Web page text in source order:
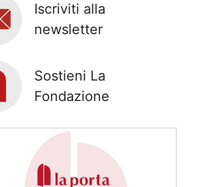
Iscriviti alla
newsletter
Sostieni La
Fondazione